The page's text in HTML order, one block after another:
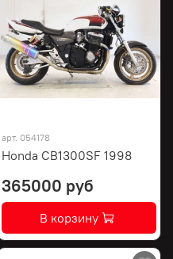
арт. 054178
Honda CB1300SF 1998
365000 руб
В корзину